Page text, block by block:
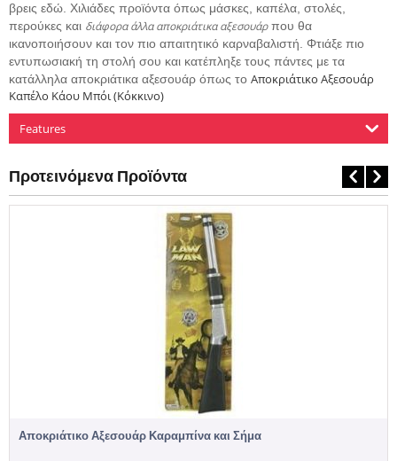
βρεις εδώ. Χιλιάδες προϊόντα όπως μάσκες, καπέλα, στολές,
περούκες και διάφορα άλλα αποκριάτικα αξεσουάρπου θα
ικανοποιήσουν και τον πιο απαιτητικό καρναβαλιστή. Φτιάξε πιο
εντυπωσιακή τη στολή σου και κατέπληξε τους πάντες με τα
κατάλληλα αποκριάτικα αξεσουάρ όπως το Αποκριάτικο Αξεσουάρ
Καπέλο Κάου Μπόι (Κόκκινο)
Features
Προτεινόμενα Προϊόντα
Αποκριάτικο Αξεσουάρ Καραμπίνα και Σήμα